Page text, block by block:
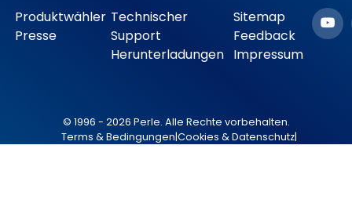
Produktwähler
Presse
Technischer
Support
Herunterladungen
Sitemap
Feedback
Impressum
© 1996 - 2026 Perle. Alle Rechte vorbehalten.
Terms & Bedingungen|Cookies & Datenschutz|